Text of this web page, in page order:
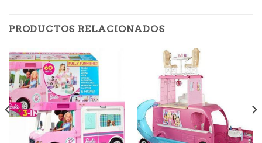
PRODUCTOS RELACIONADOS